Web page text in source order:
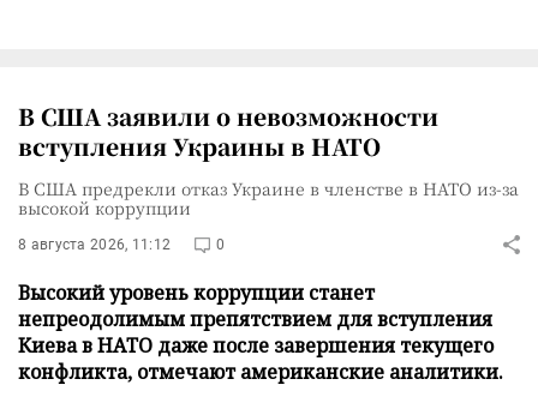
В США заявили о невозможности
вступления Украины в НАТО
В США предрекли отказ Украине в членстве в НАТО из-за
высокой коррупции
8 августа 2026, 11:12 0
Высокий уровень коррупции станет
непреодолимым препятствием для вступления
Киева в НАТО даже после завершения текущего
конфликта, отмечают американские аналитики.